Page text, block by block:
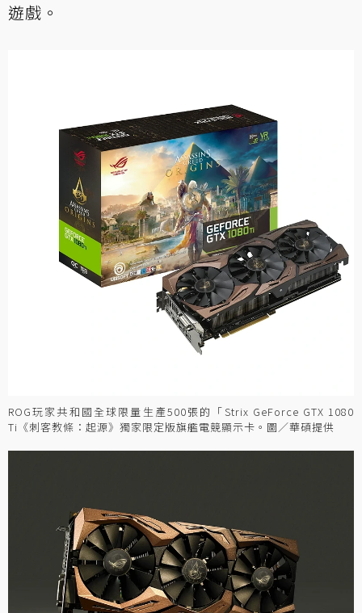
遊戲。
ROG玩家共和國全球限量生產500張的「Strix GeForce GTX 1080
Ti《刺客教條：起源》獨家限定版旗艦電競顯示卡。圖／華碩提供